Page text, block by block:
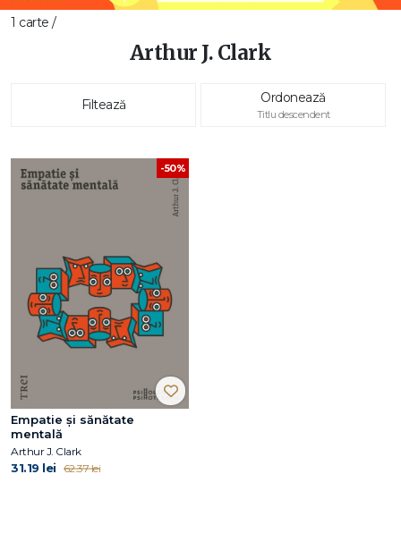
1 carte /
Arthur J. Clark
Filtează Ordonează
Titlu descendent
-50%
Empatie și sănătate
mentală
Arthur J. Clark
31.19 lei 62.37 lei